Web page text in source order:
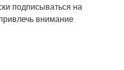
подписываться на
внимание